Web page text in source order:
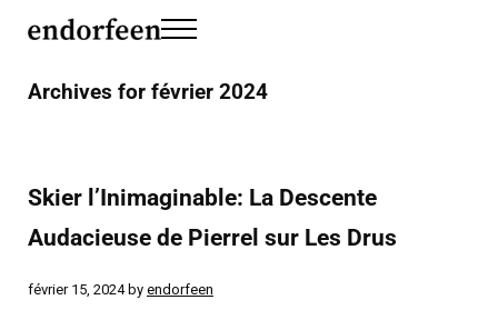
Menu
Archives for février 2024
Skier l’Inimaginable: La Descente
Audacieuse de Pierrel sur Les Drus
février 15, 2024 by endorfeen